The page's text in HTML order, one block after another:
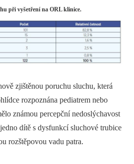
při vyšetření na ORL klinice.
zjištěnou poruchu sluchu, která
rozpoznána pediatrem nebo
známou percepční nedoslýchavost
dítě s dysfunkcí sluchové trubice
rozštěpovou vadu patra.